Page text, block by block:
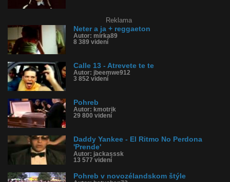
Reklama
Neter a ja + reggaeton
Autor: mirka89
8 389 videní
Calle 13 - Atrevete te te
Autor: jbeemwe912
3 852 videní
Pohreb
Autor: kmotrik
29 800 videní
Daddy Yankee - El Ritmo No Perdona
'Prende'
Autor: jackasssk
13 577 videní
Pohreb v novozélandskom štýle